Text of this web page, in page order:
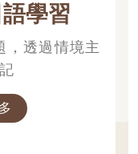
學習
，透過情境主